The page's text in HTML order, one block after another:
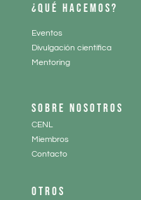
¿QUÉ HACEMOS?
Eventos
Divulgación científica
Mentoring
SOBRE NOSOTROS
CENL
Miembros
Contacto
OTROS